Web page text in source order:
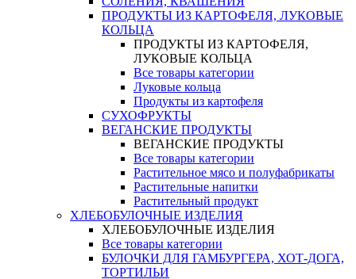
ПРОДУКТЫ ИЗ КАРТОФЕЛЯ, ЛУКОВЫЕ
КОЛЬЦА
ПРОДУКТЫ ИЗ КАРТОФЕЛЯ,
ЛУКОВЫЕ КОЛЬЦА
Все товары категории
Луковые кольца
Продукты из картофеля
СУХОФРУКТЫ
ВЕГАНСКИЕ ПРОДУКТЫ
ВЕГАНСКИЕ ПРОДУКТЫ
Все товары категории
Растительное мясо и полуфабрикаты
Растительные напитки
Растительный продукт
ХЛЕБОБУЛОЧНЫЕ ИЗДЕЛИЯ
ХЛЕБОБУЛОЧНЫЕ ИЗДЕЛИЯ
Все товары категории
БУЛОЧКИ ДЛЯ ГАМБУРГЕРА, ХОТ-ДОГА,
ТОРТИЛЬИ